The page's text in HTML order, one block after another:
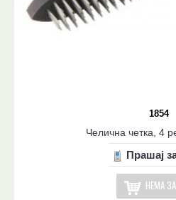
1854
Челична четка, 4
Прашај
НЕМА